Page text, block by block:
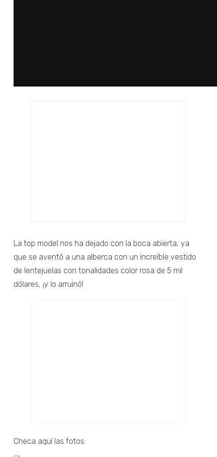
La top model nos ha dejado con la boca abierta, ya
que se aventó a una alberca con un increíble vestido
de lentejuelas con tonalidades color rosa de 5 mil
dólares, ¡y lo arruinó!
Checa aquí las fotos: